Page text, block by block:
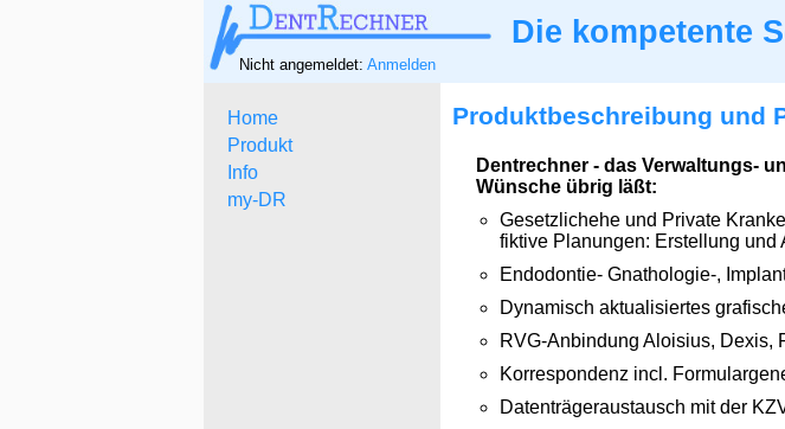
Die kompetente
Nicht angemeldet: Anmelden
Home
Produkt
Info
my-DR
Produktbeschreibung und
Dentrechner - das Verwaltungs-
Wünsche übrig läßt:
Gesetzlichehe und Private
fiktive Planungen: Erstellung und
Endodontie- Gnathologie-,
Dynamisch aktualisiertes
RVG-Anbindung Aloisius, Dexis,
Korrespondenz incl.
Datenträgeraustausch mit der